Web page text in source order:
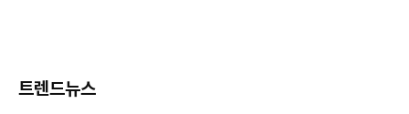
트렌드뉴스